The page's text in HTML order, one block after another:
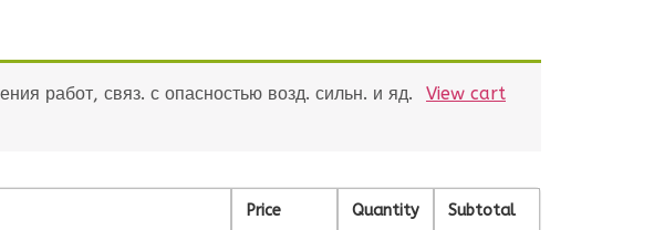
View cart
работ, связ. с опасностью возд. сильн. и яд.
Price Quantity Subtotal